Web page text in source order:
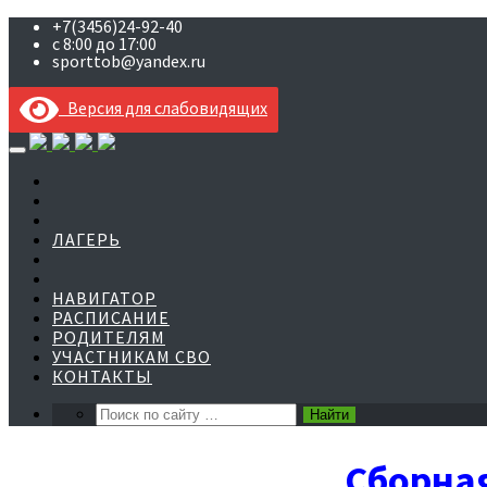
+7(3456)24-92-40
с 8:00 до 17:00
sporttob@yandex.ru
Версия для слабовидящих
Skip
to
content
ЛАГЕРЬ
НАВИГАТОР
РАСПИСАНИЕ
РОДИТЕЛЯМ
УЧАСТНИКАМ СВО
КОНТАКТЫ